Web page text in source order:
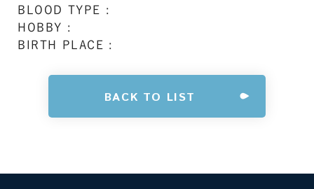
BLOOD TYPE :
HOBBY :
BIRTH PLACE :
BACK TO LIST